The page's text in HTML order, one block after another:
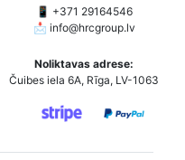
📱 +371 29164546
📩 info@hrcgroup.lv
Noliktavas adrese:
Čuibes iela 6A, Rīga, LV-1063